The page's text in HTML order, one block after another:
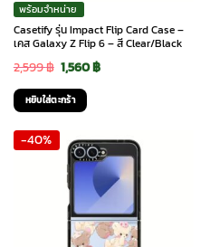
พร้อมจำหน่าย
Casetify รุ่น Impact Flip Card Case –
เคส Galaxy Z Flip 6 – สี Clear/Black
2,599฿ Original
price
was:
2,599 ฿.
1,560฿Current
1,560 ฿.
หยิบใส่ตะกร้า
-40%